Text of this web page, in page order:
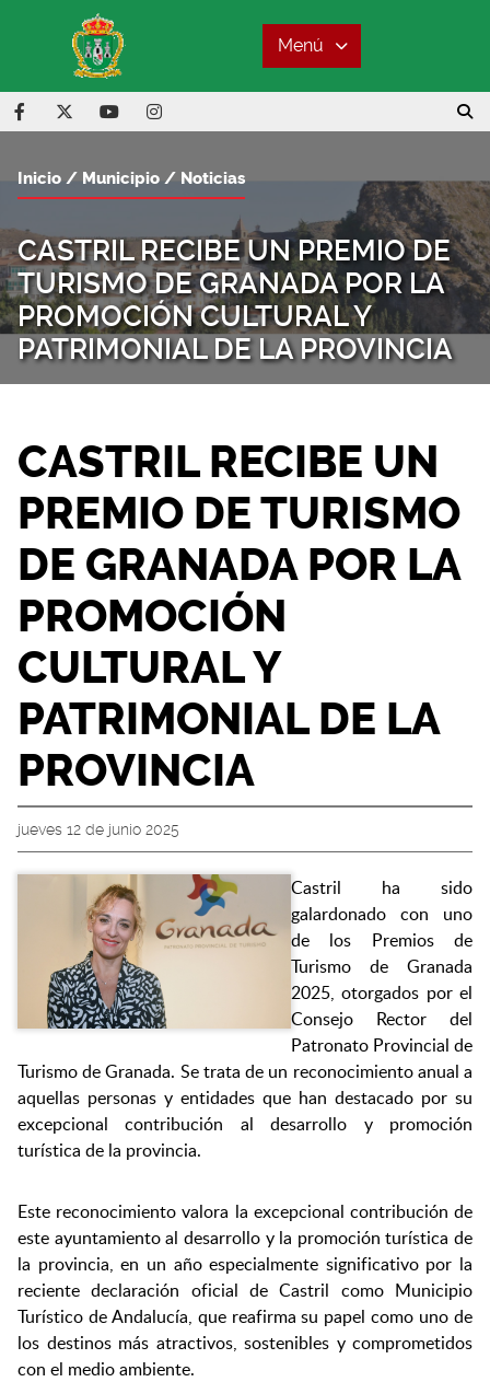
Menú
CASTRIL RECIBE UN PREMIO DE
TURISMO DE GRANADA POR LA
PROMOCIÓN CULTURAL Y
PATRIMONIAL DE LA PROVINCIA
Inicio Municipio Noticias
CASTRIL RECIBE UN
PREMIO DE TURISMO
DE GRANADA POR LA
PROMOCIÓN
CULTURAL Y
PATRIMONIAL DE LA
PROVINCIA
jueves 12 de junio 2025
Castril ha sido
galardonado con uno
de los Premios de
Turismo de Granada
2025, otorgados por el
Consejo Rector del
Patronato Provincial de
Turismo de Granada. Se trata de un reconocimiento anual a
aquellas personas y entidades que han destacado por su
excepcional contribución al desarrollo y promoción
turística de la provincia.
Este reconocimiento valora la excepcional contribución de
este ayuntamiento al desarrollo y la promoción turística de
la provincia, en un año especialmente significativo por la
reciente declaración oficial de Castril como Municipio
Turístico de Andalucía, que reafirma su papel como uno de
los destinos más atractivos, sostenibles y comprometidos
con el medio ambiente.